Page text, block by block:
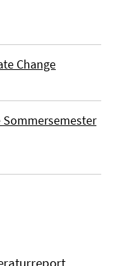
Change